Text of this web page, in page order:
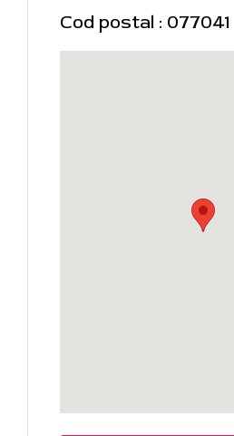
Cod postal : 077041